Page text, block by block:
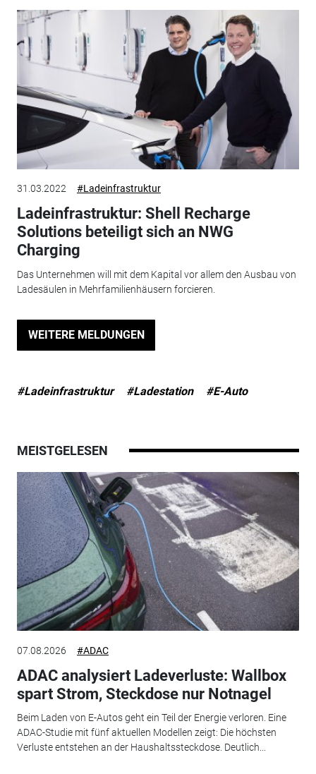
31.03.2022 #Ladeinfrastruktur
Ladeinfrastruktur: Shell Recharge
Solutions beteiligt sich an NWG
Charging
Das Unternehmen will mit dem Kapital vor allem den Ausbau von
Ladesäulen in Mehrfamilienhäusern forcieren.
WEITERE MELDUNGEN
#Ladeinfrastruktur #Ladestation #E-Auto
MEISTGELESEN
07.08.2026 #ADAC
ADAC analysiert Ladeverluste: Wallbox
spart Strom, Steckdose nur Notnagel
Beim Laden von E-Autos geht ein Teil der Energie verloren. Eine
ADAC-Studie mit fünf aktuellen Modellen zeigt: Die höchsten
Verluste entstehen an der Haushaltssteckdose. Deutlich...